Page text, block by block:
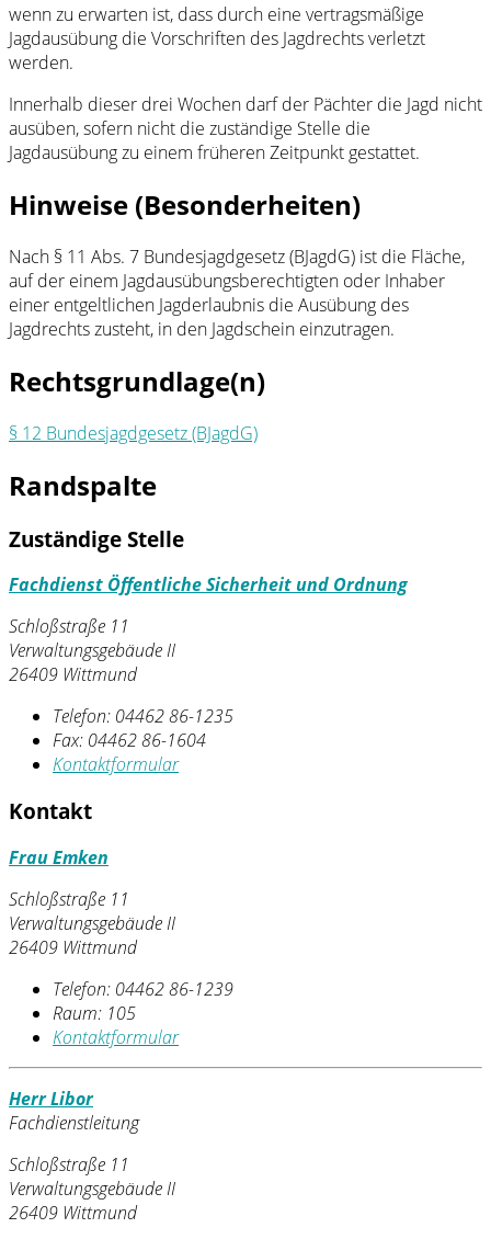
wenn zu erwarten ist, dass durch eine vertragsmäßige
Jagdausübung die Vorschriften des Jagdrechts verletzt
werden.
Innerhalb dieser drei Wochen darf der Pächter die Jagd nicht
ausüben, sofern nicht die zuständige Stelle die
Jagdausübung zu einem früheren Zeitpunkt gestattet.
Hinweise (Besonderheiten)
Nach § 11 Abs. 7 Bundesjagdgesetz (BJagdG) ist die Fläche,
auf der einem Jagdausübungsberechtigten oder Inhaber
einer entgeltlichen Jagderlaubnis die Ausübung des
Jagdrechts zusteht, in den Jagdschein einzutragen.
Rechtsgrundlage(n)
§ 12 Bundesjagdgesetz (BJagdG)
Randspalte
Zuständige Stelle
Fachdienst Öffentliche Sicherheit und Ordnung
Schloßstraße 11
Verwaltungsgebäude II
26409 Wittmund
Telefon: 04462 86-1235
Fax: 04462 86-1604
Kontaktformular
Kontakt
Frau Emken
Schloßstraße 11
Verwaltungsgebäude II
26409 Wittmund
Telefon: 04462 86-1239
Raum: 105
Kontaktformular
Herr Libor
Fachdienstleitung
Schloßstraße 11
Verwaltungsgebäude II
26409 Wittmund